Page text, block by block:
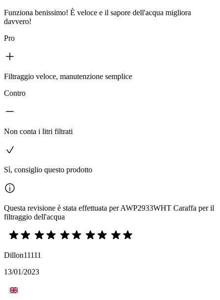
Funziona benissimo! È veloce e il sapore dell'acqua migliora
davvero!
Pro
Filtraggio veloce, manutenzione semplice
Contro
Non conta i litri filtrati
Sì, consiglio questo prodotto
Questa revisione è stata effettuata per AWP2933WHT Caraffa per il
filtraggio dell'acqua
Dillon11111
13/01/2023